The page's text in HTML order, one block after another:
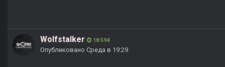
Wolfstalker 18 594
Опубликовано Среда в 19:29